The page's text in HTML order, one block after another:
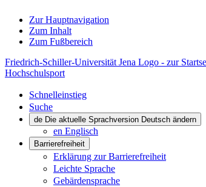
Zur Hauptnavigation
Zum Inhalt
Zum Fußbereich
Friedrich-Schiller-Universität Jena Logo - zur
Hochschulsport
Schnelleinstieg
Suche
de Die aktuelle Sprachversion Deutsch ändern
en Englisch
Barrierefreiheit
Erklärung zur Barrierefreiheit
Leichte Sprache
Gebärdensprache